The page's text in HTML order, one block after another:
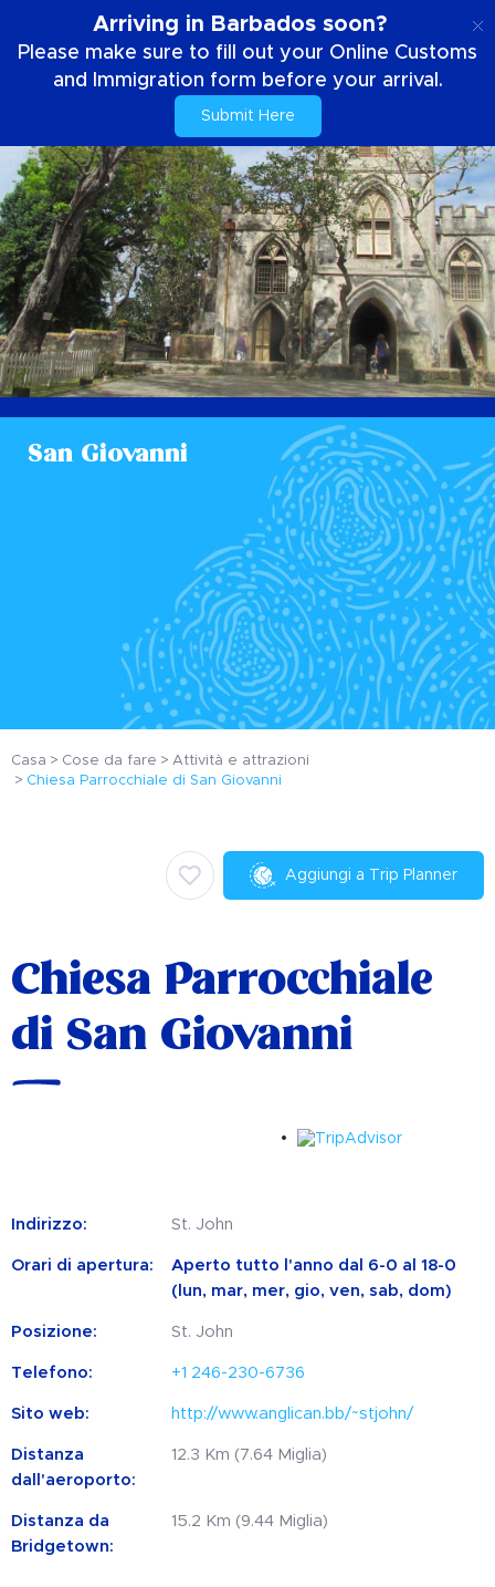
Arriving in Barbados soon?
Please make sure to fill out your Online Customs
and Immigration form before your arrival.
Submit Here
San Giovanni
Casa Cose da fare
Attività e attrazioni
Chiesa Parrocchiale di San Giovanni
Aggiungi a Trip Planner
Chiesa Parrocchiale
di San Giovanni
Indirizzo: St. John
Orari di apertura:
Aperto tutto l'anno dal 6-0 al 18-0
(lun, mar, mer, gio, ven, sab, dom)
Posizione: St. John
Telefono: +1 246-230-6736
Sito web: http://www.anglican.bb/~stjohn/
Distanza
dall'aeroporto:
12.3 Km (7.64 Miglia)
Distanza da
Bridgetown:
15.2 Km (9.44 Miglia)